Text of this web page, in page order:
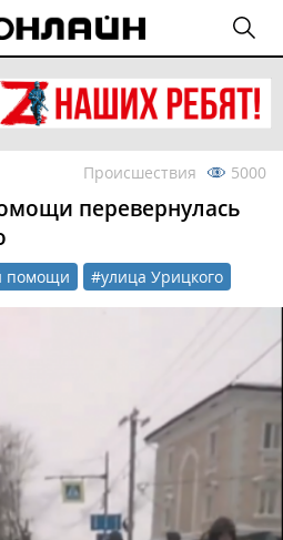
Происшествия 5000
перевернулась
помощи #улица Урицкого